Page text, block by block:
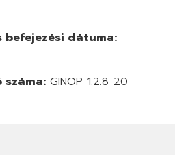
dátuma:
GINOP-1.2.8-20-